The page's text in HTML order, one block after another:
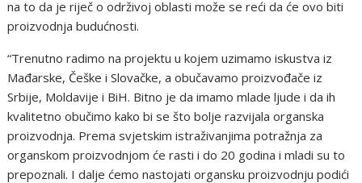
na to da je riječ o održivoj oblasti može se reći da će ovo biti
proizvodnja budućnosti.
“Trenutno radimo na projektu u kojem uzimamo iskustva iz
Mađarske, Češke i Slovačke, a obučavamo proizvođače iz
Srbije, Moldavije i BiH. Bitno je da imamo mlade ljude i da ih
kvalitetno obučimo kako bi se što bolje razvijala organska
proizvodnja. Prema svjetskim istraživanjima potražnja za
organskom proizvodnjom će rasti i do 20 godina i mladi su to
prepoznali. I dalje ćemo nastojati organsku proizvodnju podići